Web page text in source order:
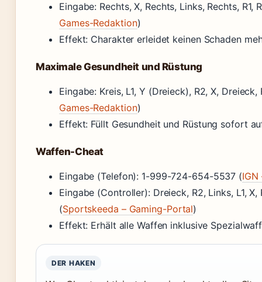
Eingabe: Rechts, X, Rechts, Links, Rechts, R1,
Games-Redaktion)
Effekt: Charakter erleidet keinen Schaden
Maximale Gesundheit und Rüstung
Eingabe: Kreis, L1, Y (Dreieck), R2, X, Dreieck,
Games-Redaktion)
Effekt: Füllt Gesundheit und Rüstung sofort
Waffen-Cheat
Eingabe (Telefon): 1-999-724-654-5537 (IGN
Eingabe (Controller): Dreieck, R2, Links, L1,
(Sportskeeda – Gaming-Portal)
Effekt: Erhält alle Waffen inklusive
DER HAKEN